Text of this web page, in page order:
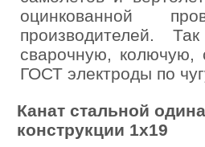
оцинкованной
производителей.
сварочную, колючую,
ГОСТ электроды по
Канат стальной
конструкции 1x19